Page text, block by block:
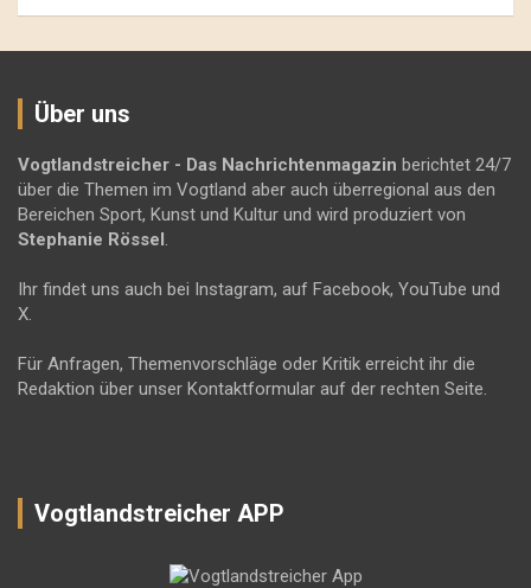
Über uns
Vogtlandstreicher - Das Nachrichtenmagazin berichtet 24/7
über die Themen im Vogtland aber auch überregional aus den
Bereichen Sport, Kunst und Kultur und wird produziert von
Stephanie Rössel .
Ihr findet uns auch bei Instagram, auf Facebook, YouTube und
X.
Für Anfragen, Themenvorschläge oder Kritik erreicht ihr die
Redaktion über unser Kontaktformular auf der rechten Seite.
Vogtlandstreicher APP